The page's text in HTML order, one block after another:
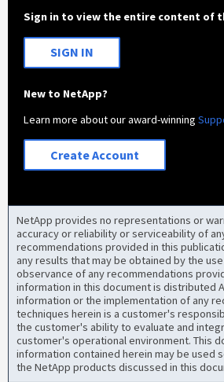
Sign in to view the entire content of
SIGN IN
New to NetApp?
Learn more about our award-winning
Create Account
NetApp provides no representations or
accuracy or reliability or serviceability of
recommendations provided in this
any results that may be obtained by the
observance of any recommendations
information in this document is distributed
information or the implementation of any
techniques herein is a customer's
the customer's ability to evaluate and
customer's operational environment. This
information contained herein may be used
the NetApp products discussed in this